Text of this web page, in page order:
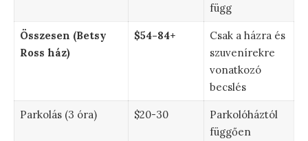
függ
Összesen (Betsy
Ross ház)
$54-84+
Csak a házra és
szuvenírekre
vonatkozó
becslés
Parkolás (3 óra) $20-30
Parkolóháztól
függően